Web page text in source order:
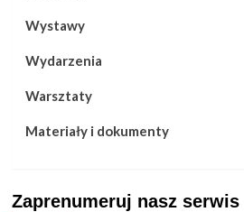
Wystawy
Wydarzenia
Warsztaty
Materiały i dokumenty
Zaprenumeruj nasz serwis